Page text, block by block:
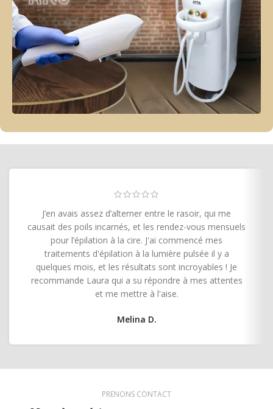
J’en avais assez d’alterner entre le rasoir, qui me
causait des poils incarnés, et les rendez-vous mensuels
pour l’épilation à la cire. J'ai commencé mes
traitements d'épilation à la lumière pulsée il y a
quelques mois, et les résultats sont incroyables ! Je
recommande Laura qui a su répondre à mes attentes
et me mettre à l'aise.
Melina D.
PRENONS CONTACT